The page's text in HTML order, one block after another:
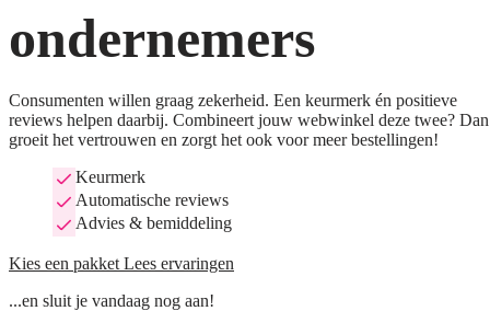
ondernemers
Consumenten willen graag zekerheid. Een keurmerk én positieve
reviews helpen daarbij. Combineert jouw webwinkel deze twee? Dan
groeit het vertrouwen en zorgt het ook voor meer bestellingen!
Keurmerk
Automatische reviews
Advies & bemiddeling
Kies een pakket Lees ervaringen
...en sluit je vandaag nog aan!